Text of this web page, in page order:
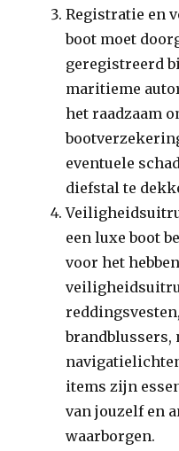
Registratie en
boot moet
geregistreerd
maritieme
het raadzaam
eventuele
diefstal te
een luxe boot
voor het
brandblussers,
items zijn
van jouzelf en
waarborgen.